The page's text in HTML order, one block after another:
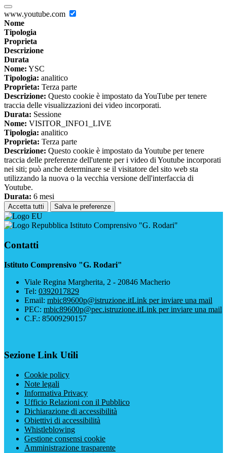
www.youtube.com
Nome
Tipologia
Proprieta
Descrizione
Durata
Nome: YSC
Tipologia: analitico
Proprieta: Terza parte
Descrizione: Questo cookie è impostato da YouTube per tenere
traccia delle visualizzazioni dei video incorporati.
Durata: Sessione
Nome: VISITOR_INFO1_LIVE
Tipologia: analitico
Proprieta: Terza parte
Descrizione: Questo cookie è impostato da Youtube per tenere
traccia delle preferenze dell'utente per i video di Youtube incorporati
nei siti; può anche determinare se il visitatore del sito web sta
utilizzando la nuova o la vecchia versione dell'interfaccia di
Youtube.
Durata: 6 mesi
Accetta tutti Salva le preferenze
Istituto Comprensivo "G. Rodari"
Contatti
Istituto Comprensivo "G. Rodari"
Viale Regina Margherita, 2 - 20846 Macherio
Tel: 0392017829
Email: mbic89600p@istruzione.itLink per inviare una mail
PEC: mbic89600p@pec.istruzione.itLink per inviare una mail
C.F.: 85009290157
Sezione Link Utili
Cookie policy
Note legali
Informativa Privacy
Ufficio Relazioni con il Pubblico
Dichiarazione di accessibilità
Obiettivi di accessibilità
Whistleblowing
Gestione consensi cookie
Amministrazione trasparente